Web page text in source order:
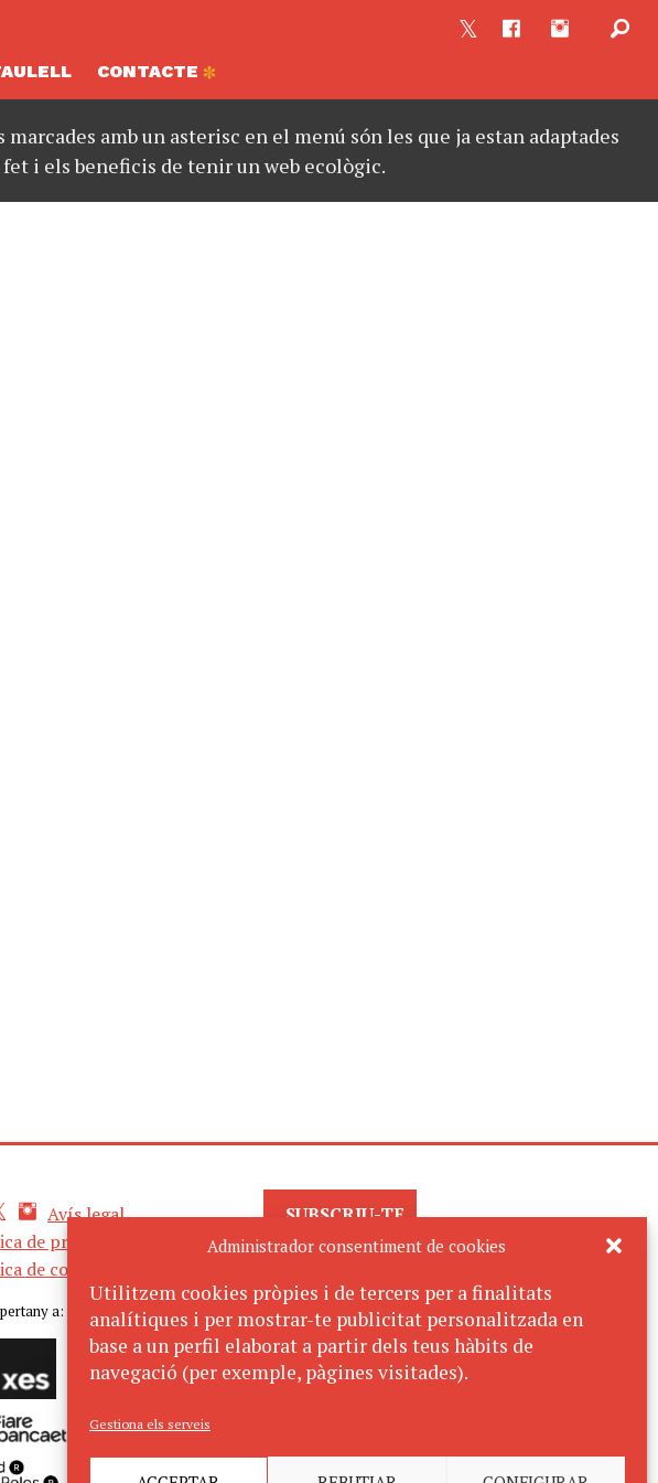
Administrador consentiment de cookies
Utilitzem cookies pròpies i de tercers per a finalitats
analítiques i per mostrar-te publicitat personalitzada en
base a un perfil elaborat a partir dels teus hàbits de
navegació (per exemple, pàgines visitades).
Gestiona els serveis
CONTACTE
amb un asterisc en el menú són les que ja estan adaptades
i els beneficis de tenir un web ecològic.
Avís legal
de privacitat
de cookies
SUBSCRIU-TE
AL BUTLLETÍ
a: